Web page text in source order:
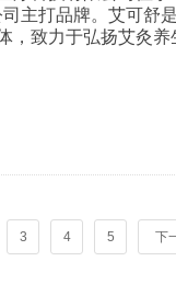
司主打品牌。艾可舒
，致力于弘扬艾灸
科研计划“微烟温灸
3 4 5 下